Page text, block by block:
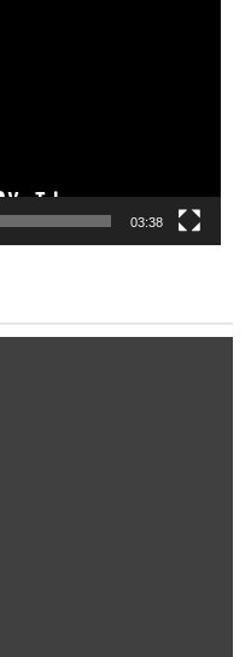
03:38